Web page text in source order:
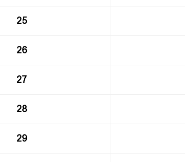
25
26
27
28
29